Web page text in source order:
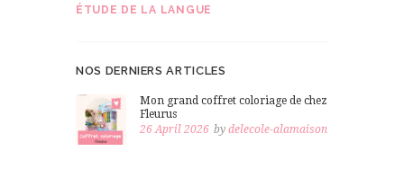
ÉTUDE DE LA LANGUE
NOS DERNIERS ARTICLES
Mon grand coffret coloriage de chez
Fleurus
26 April 2026 bydelecole-alamaison